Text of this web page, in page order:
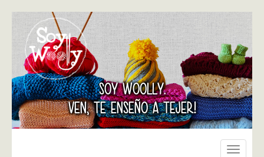
SOY WOOLLY.
VEN, TE ENSEÑO A TEJER!
Toggle